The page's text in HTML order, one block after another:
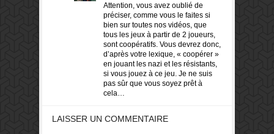
Attention, vous avez oublié de
préciser, comme vous le faites si
bien sur toutes nos vidéos, que
tous les jeux à partir de 2 joueurs,
sont coopératifs. Vous devrez donc,
d’après votre lexique, « coopérer »
en jouant les nazi et les résistants,
si vous jouez à ce jeu. Je ne suis
pas sûr que vous soyez prêt à
cela…
LAISSER UN COMMENTAIRE